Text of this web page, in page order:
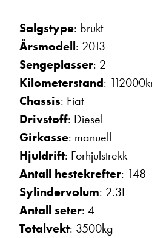
Hans Jacob
Selger
Vis telefon
Salgstype: brukt
Årsmodell: 2013
Sengeplasser: 2
Kilometerstand:
Chassis: Fiat
Drivstoff: Diesel
Girkasse: manuell
Hjuldrift: Forhjulstrekk
Antall hestekrefter: 148
Sylindervolum: 2.3L
Antall seter: 4
Totalvekt: 3500kg